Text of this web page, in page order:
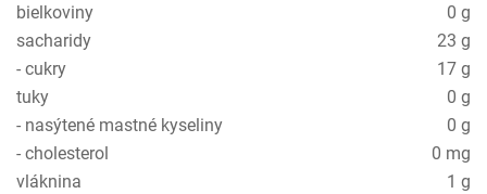
bielkoviny
0 g
sacharidy
23 g
- cukry
17 g
tuky
0 g
- nasýtené mastné kyseliny
0 g
- cholesterol
0 mg
vláknina
1 g